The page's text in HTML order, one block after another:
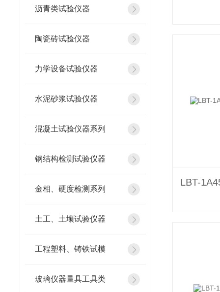
沥青类试验仪器
陶瓷砖试验仪器
力学设备试验仪器
水泥砂浆试验仪器
混凝土试验仪器系列
钢结构检测试验仪器
金相、硬度检测系列
土工、土壤试验仪器
工程塑料、铸铁试模
玻璃仪器量具工具类